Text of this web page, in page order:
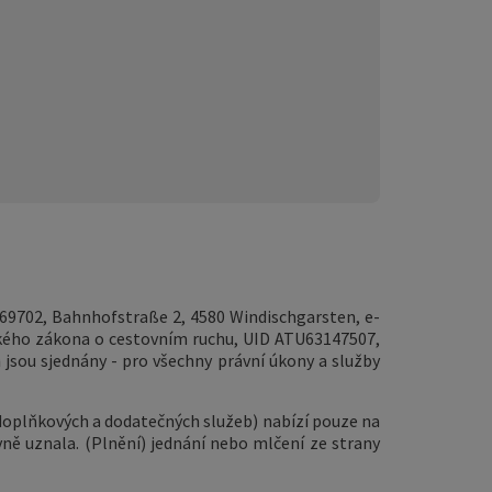
Bahnhofstraße 2, 4580 Windischgarsten, e-
zákona o cestovním ruchu, UID ATU63147507,
sjednány - pro všechny právní úkony a služby
a dodatečných služeb) nabízí pouze na
uznala. (Plnění) jednání nebo mlčení ze strany